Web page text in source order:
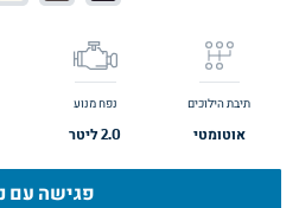
תיבת הילוכים
אוטומטי
נפח מנוע
2.0ליטר
פגישה עם